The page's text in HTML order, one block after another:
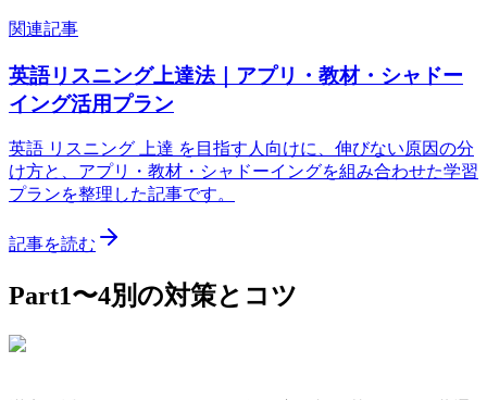
関連記事
英語リスニング上達法｜アプリ・教材・シャドー
イング活用プラン
英語 リスニング 上達 を目指す人向けに、伸びない原因の分
け方と、アプリ・教材・シャドーイングを組み合わせた学習
プランを整理した記事です。
記事を読む
Part1〜4別の対策とコツ